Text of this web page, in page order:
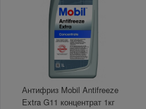
Антифриз Mobil Antifreeze
Extra G11 концентрат 1кг